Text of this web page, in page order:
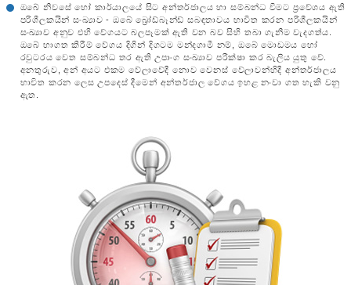
ඔබේ නිවසේ හෝ කාර්යාලයේ සිට අන්තර්ජාලය හා සම්බන්ධ වීමට ප්‍රවේශය ඇති
පරිශීලකයින් සංඛ්‍යාව - ඔබේ බ්‍රෝඩ්බෑන්ඩ් සබඳතාවය භාවිත කරන පරිශීලකයින්
සංඛ්‍යාව අනුව එහි වේගයට බලපෑමක් ඇති වන බව සිහි තබා ගැනීම වැදගත්ය.
ඔබේ භාගත කිරීම් වේගය දිගින් දිගටම මන්දගාමී නම්, ඔබේ මොඩමය හෝ
රවුටරය වෙත සම්බන්ධ තර ඇති උපාංග සංඛ්‍යාව පරීක්ෂා කර බැලිය යුතු වේ.
අනතුරුව, අන් අයට එකම වේලාවේදී නොව වෙනස් වේලාවන්හිදී අන්තර්ජාලය
භාවිත කරන ලෙස උපදෙස් දීමෙන් අන්තර්ජාල වේගය ඉහළ නංවා ගත හැකි වනු
ඇත.